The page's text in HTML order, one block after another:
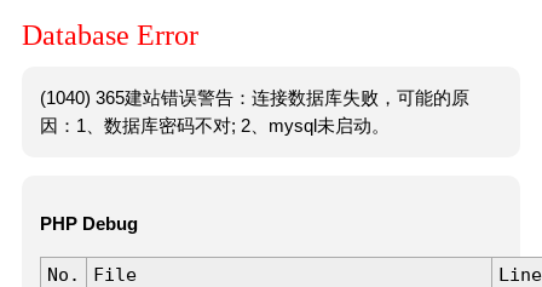
Database Error
(1040) 365建站错误警告：连接数据库失败，可能的原
因：1、数据库密码不对; 2、mysql未启动。
PHP Debug
No. File
Line